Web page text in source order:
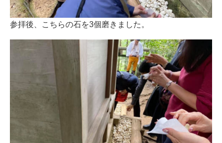
参拝後、こちらの石を3個磨きました。